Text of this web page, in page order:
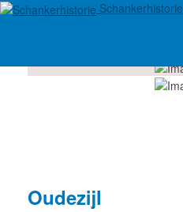
Schankerhistorie
Oudezijl